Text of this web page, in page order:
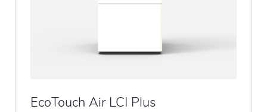
EcoTouch Air LCI Plus